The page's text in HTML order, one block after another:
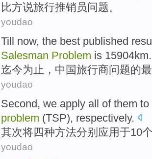
比方说旅行推销员问题。
youdao
Till now, the best published
Salesman Problem is 15904km.
迄今为止，中国旅行商问题的最
youdao
Second, we apply all ofthem
problem (TSP), respectively.
其次将四种方法分别 应用于10
youdao